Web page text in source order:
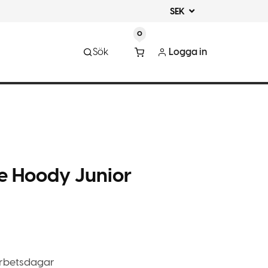
SEK
Sök
0
Logga in
Hoody Junior